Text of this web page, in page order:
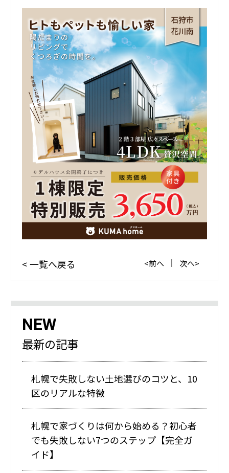
一覧へ戻る 前へ 次へ
NEW
最新の記事
札幌で失敗しない土地選びのコツと、10
区のリアルな特徴
札幌で家づくりは何から始める？初心者
でも失敗しない7つのステップ【完全ガ
イド】